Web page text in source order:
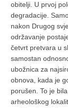
obitelji. U prvoj
degradacije.
nakon Drugog
održavanje
četvrt pretvara u
samostan
ubožnica za
obnova, kada je
porušen. To je
arheološkog